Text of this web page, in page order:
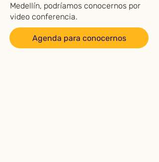
Medellín, podríamos conocernos por
video conferencia.
Agenda para conocernos